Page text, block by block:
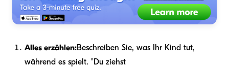
Alles erzählen:Beschreiben Sie, was Ihr Kind tut,
während es spielt. "Du ziehst